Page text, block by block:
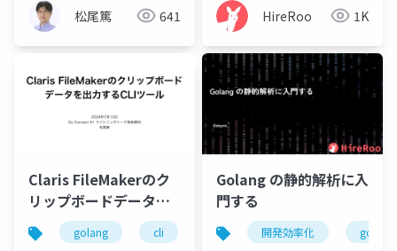
松尾篤 641 HireRoo 1K
Claris FileMakerのク
リップボードデータを
出力するCLIツール
golang cli filemaker clipboard
Golang の静的解析に入
門する
開発効率化 golang